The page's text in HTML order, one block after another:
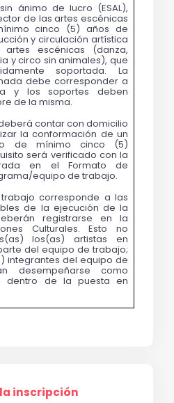
ánimo de lucro (ESAL),
de las artes escénicas
cinco (5) años de
y circulación artística
escénicas (danza,
y circo sin animales), que
soportada. La
debe corresponder a
y los soportes deben
de la misma.
contar con domicilio
la conformación de un
de mínimo cinco (5)
será verificado con la
en el Formato de
equipo de trabajo.
corresponde a las
de la ejecución de la
registrarse en la
Culturales. Esto no
los(as) artistas en
del equipo de trabajo;
integrantes del equipo de
desempeñarse como
dentro de la puesta en
inscripción